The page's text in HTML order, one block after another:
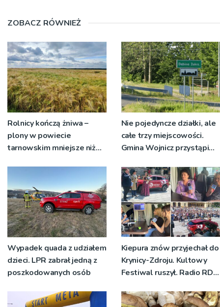
ZOBACZ RÓWNIEŻ
Rolnicy kończą żniwa –
plony w powiecie
tarnowskim mniejsze niż
Nie pojedyncze działki, ale
całe trzy miejscowości.
Gmina Wojnicz przystąpi
planistycznych
Wypadek quada z udziałem
dzieci. LPR zabrał jedną z
poszkodowanych osób
Kiepura znów przyjechał do
Krynicy-Zdroju. Kultowy
Festiwal ruszył. Radio RDN
żywo [ZDJĘCIA]